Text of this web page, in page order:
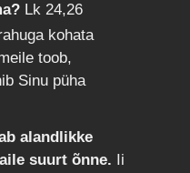
Lk 24,26
kohata
toob,
Sinu püha
alandlikke
suurt õnne.
Ii